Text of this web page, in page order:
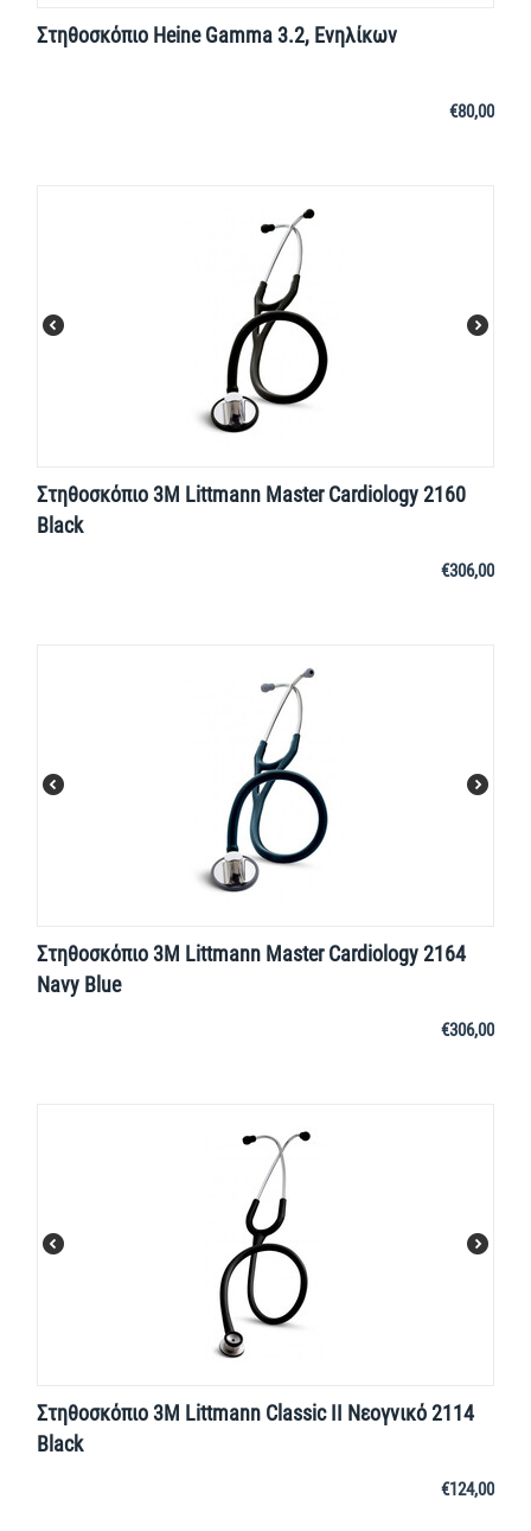
Στηθοσκόπιο Heine Gamma 3.2, Ενηλίκων
€80,00
Στηθοσκόπιο 3M Littmann Master Cardiology 2160
Black
€306,00
Στηθοσκόπιο 3M Littmann Master Cardiology 2164
Navy Blue
€306,00
Στηθοσκόπιο 3M Littmann Classic II Νεογνικό 2114
Black
€124,00